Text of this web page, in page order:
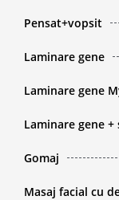
Pensat+vopsit
Laminare gene
Laminare gene
Laminare gene +
Gomaj
Masaj facial cu